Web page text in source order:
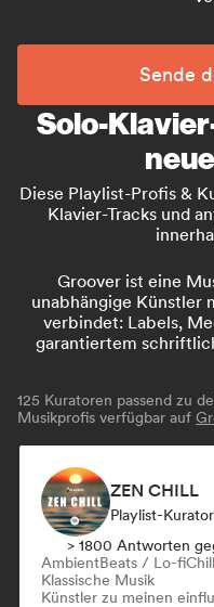
Sende
Solo-
Diese Playlist-Profis &
Klavier-Tracks und
Groover ist eine
unabhängige Künstler
verbindet: Labels,
garantiertem
125 Kuratoren passend zu
Musikprofis verfügbar auf
ZEN CHILL
Playlist-Kurator
> 1800 Antworten
AmbientBeats / Lo-fi
Klassische Musik
Künstler zu meinen